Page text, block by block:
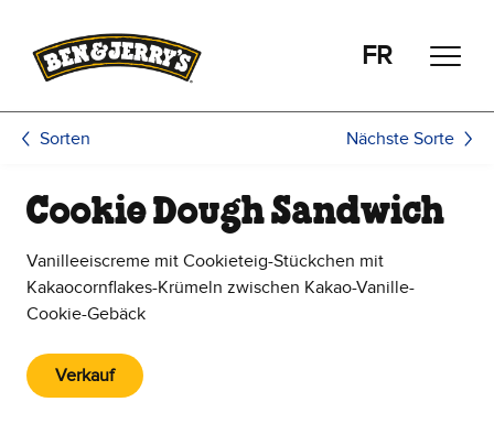
FR
Sorten Nächste Sorte
Cookie Dough Sandwich
Vanilleeiscreme mit Cookieteig-Stückchen mit
Kakaocornflakes-Krümeln zwischen Kakao-Vanille-
Cookie-Gebäck
Verkauf